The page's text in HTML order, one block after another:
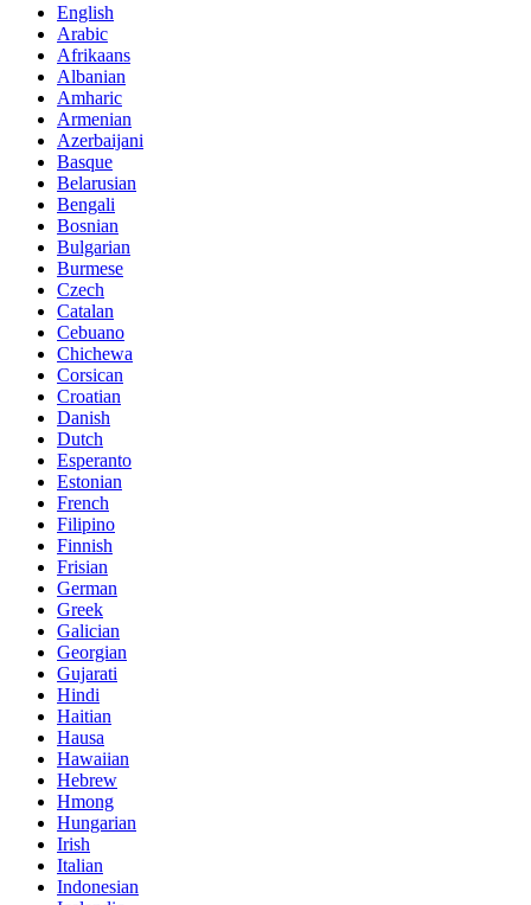
English
Arabic
Afrikaans
Albanian
Amharic
Armenian
Azerbaijani
Basque
Belarusian
Bengali
Bosnian
Bulgarian
Burmese
Czech
Catalan
Cebuano
Chichewa
Corsican
Croatian
Danish
Dutch
Esperanto
Estonian
French
Filipino
Finnish
Frisian
German
Greek
Galician
Georgian
Gujarati
Hindi
Haitian
Hausa
Hawaiian
Hebrew
Hmong
Hungarian
Irish
Italian
Indonesian